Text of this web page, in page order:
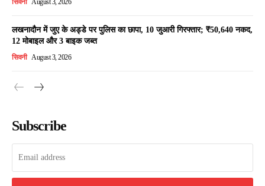
सिवनी August 3, 2026
लखनादौन में जुए के अड्डे पर पुलिस का छापा, 10 जुआरी गिरफ्तार; ₹50,640 नकद,
12 मोबाइल और 3 बाइक जब्त
सिवनी August 3, 2026
Subscribe